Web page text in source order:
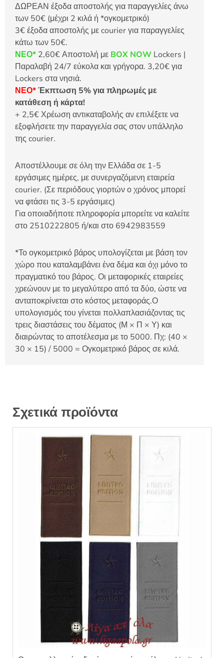
ΔΩΡΕΑΝ έξοδα αποστολής για παραγγελίες άνω
των 50€ (μέχρι 2 κιλά ή *ογκομετρικό)
3€ έξοδα αποστολής με courier για παραγγελίες
κάτω των 50€.
ΝΕΟ* 2,60€ Αποστολή με BOX NOW Lockers |
Παραλαβή 24/7 εύκολα και γρήγορα. 3,20€ για
Lockers στα νησιά.
ΝΕΟ*Έκπτωση 5% για πληρωμές με
κατάθεση ή κάρτα!
+ 2,5€ Χρέωση αντικαταβολής αν επιλέξετε να
εξοφλήσετε την παραγγελία σας στον υπάλληλο
της courier.
Αποστέλλουμε σε όλη την Ελλάδα σε 1-5
εργάσιμες ημέρες, με συνεργαζόμενη εταιρεία
courier. (Σε περιόδους γιορτών ο χρόνος μπορεί
να φτάσει τις 3-5 εργάσιμες)
Για οποιαδήποτε πληροφορία μπορείτε να καλείτε
στο 2510222805 ή/και στο 6942983559
*Το ογκομετρικό βάρος υπολογίζεται με βάση τον
χώρο που καταλαμβάνει ένα δέμα και όχι μόνο το
πραγματικό του βάρος. Οι μεταφορικές εταιρείες
χρεώνουν με το μεγαλύτερο από τα δύο, ώστε να
ανταποκρίνεται στο κόστος μεταφοράς.Ο
υπολογισμός του γίνεται πολλαπλασιάζοντας τις
τρεις διαστάσεις του δέματος (Μ × Π × Υ) και
διαιρώντας το αποτέλεσμα με το 5000. Πχ: (40 ×
30 × 15) / 5000 = Ογκομετρικό βάρος σε κιλά.
Σχετικά προϊόντα